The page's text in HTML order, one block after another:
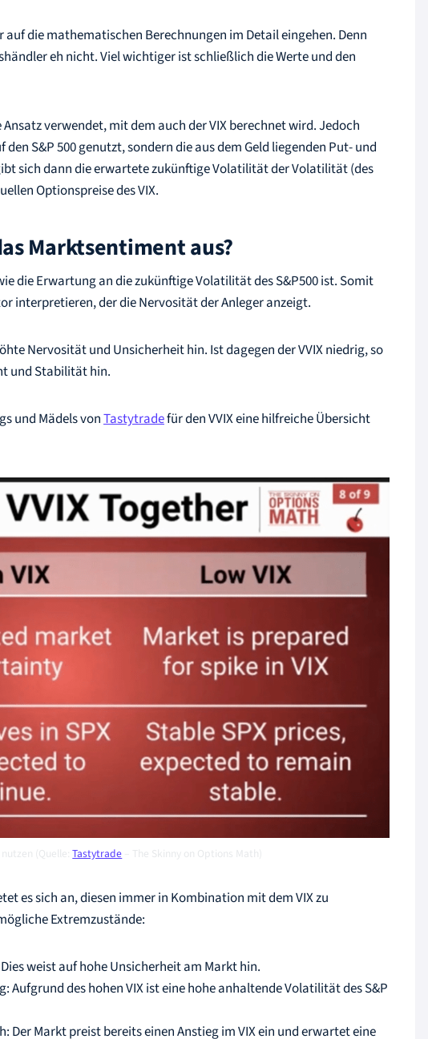
die mathematischen Berechnungen im Detail eingehen. Denn
eh nicht. Viel wichtiger ist schließlich die Werte und den
verwendet, mit dem auch der VIX berechnet wird. Jedoch
S&P 500 genutzt, sondern die aus dem Geld liegenden Put- und
sich dann die erwartete zukünftige Volatilität der Volatilität (des
Optionspreise des VIX.
Marktsentiment aus?
die Erwartung an die zukünftige Volatilität des S&P500 ist. Somit
interpretieren, der die Nervosität der Anleger anzeigt.
Nervosität und Unsicherheit hin. Ist dagegen der VVIX niedrig, so
und Stabilität hin.
und Mädels vonTastytradefür den VVIX eine hilfreiche Übersicht
nutzen (Quelle:Tastytrade – The Skinny on Options Math)
es sich an, diesen immer in Kombination mit dem VIX zu
Extremzustände:
weist auf hohe Unsicherheit am Markt hin.
Aufgrund des hohen VIX ist eine hohe anhaltende Volatilität des S&P
Der Markt preist bereits einen Anstieg im VIX ein und erwartet eine